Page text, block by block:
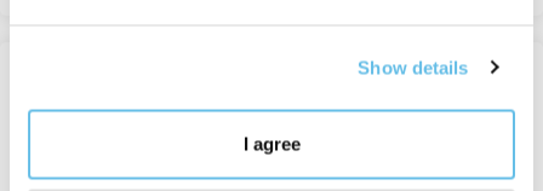
Show details
I agree
Pladenj za 30 eteričnih olj
(15/5 ml)
Lesene škatle in pladnji